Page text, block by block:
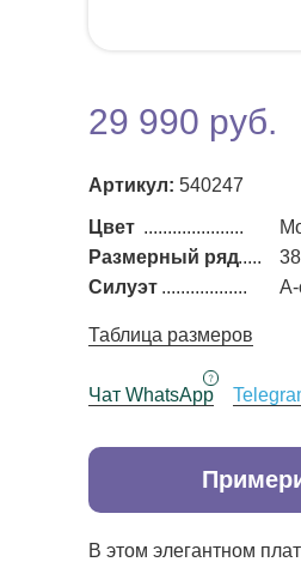
В этом элегантном
Артикул: 540247
Цвет
Размерный ряд
.....................
......
Силуэт А-
..................
29 990 руб.
Таблица размеров
Чат WhatsApp